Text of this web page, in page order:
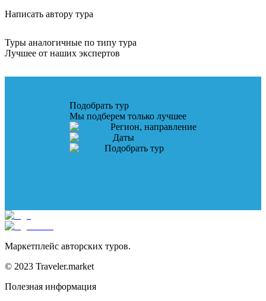
Написать автору тура
Туры аналогичные по типу тура
Лучшее от наших экспертов
Подобрать тур
Мы подберем только лучшее
Регион, направление
Даты
Подобрать тур
Маркетплейс авторских туров.
© 2023 Traveler.market
Полезная информация